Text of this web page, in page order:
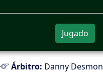
Jugado
Árbitro: Danny